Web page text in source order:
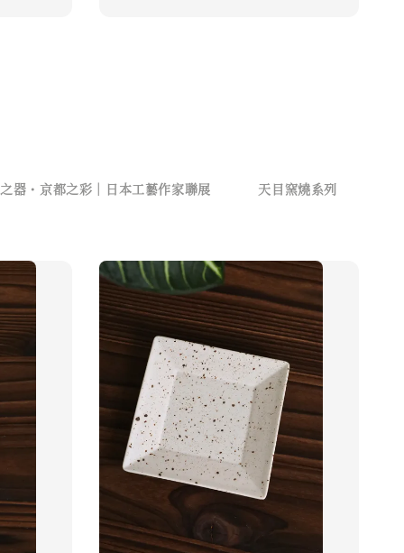
器・京都之彩｜日本工藝作家聯展 天目窯燒系列